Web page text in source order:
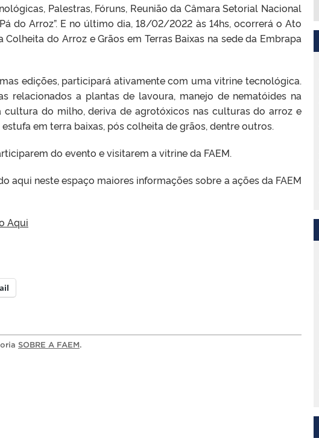
Palestras, Fóruns, Reunião da Câmara Setorial Nacional
do Arroz”. E no último dia, 18/02/2022 às 14hs, ocorrerá o Ato
do Arroz e Grãos em Terras Baixas na sede da Embrapa
edições, participará ativamente com uma vitrine tecnológica.
relacionados a plantas de lavoura, manejo de nematóides na
cultura do milho, deriva de agrotóxicos nas culturas do arroz e
em terra baixas, pós colheita de grãos, dentre outros.
do evento e visitarem a vitrine da FAEM.
aqui neste espaço maiores informações sobre a ações da FAEM
Aqui
SOBRE A FAEM.